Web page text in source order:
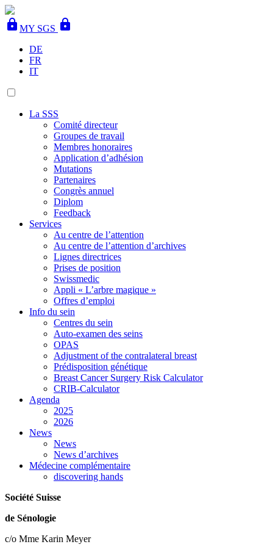
lock MY SGS lock
DE
FR
IT
La SSS
Comité directeur
Groupes de travail
Membres honoraires
Application d’adhésion
Mutations
Partenaires
Congrès annuel
Diplom
Feedback
Services
Au centre de l’attention
Au centre de l’attention d’archives
Lignes directrices
Prises de position
Swissmedic
Appli « L’arbre magique »
Offres d’emploi
Info du sein
Centres du sein
Auto-examen des seins
OPAS
Adjustment of the contralateral breast
Prédisposition génétique
Breast Cancer Surgery Risk Calculator
CRIB-Calculator
Agenda
2025
2026
News
News
News d’archives
Médecine complémentaire
discovering hands
Société Suisse
de Sénologie
c/o Mme Karin Meyer